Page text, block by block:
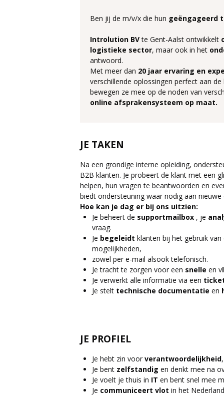
Ben jij de m/v/x die hun geëngageerd
Introlution BVte Gent-Aalst ontwikkelt
logistieke sector, maar ook in het
antwoord.
Met meer dan 20 jaar ervaring en
verschillende oplossingen perfect aan
bewegen ze mee op de noden van
online afsprakensysteem op maat.
JE TAKEN
Na een grondige interne opleiding,
B2B klanten. Je probeert de klant met een
helpen, hun vragen te beantwoorden en
biedt ondersteuning waar nodig aan
Hoe kan je dag er bij ons uitzien:
Je beheert de supportmailbox , je
vraag.
Je begeleidt klanten bij het gebruik
mogelijkheden,
zowel per e-mail alsook telefonisch.
Je tracht te zorgen voor een snelle en vl
Je verwerkt alle informatie via een
Je stelt technische documentatie en
JE PROFIEL
Je hebt zin voor verantwoordelijkheid
Je bent zelfstandig en denkt mee na
Je voelt je thuis in IT en bent snel mee
Je communiceert vlot in het